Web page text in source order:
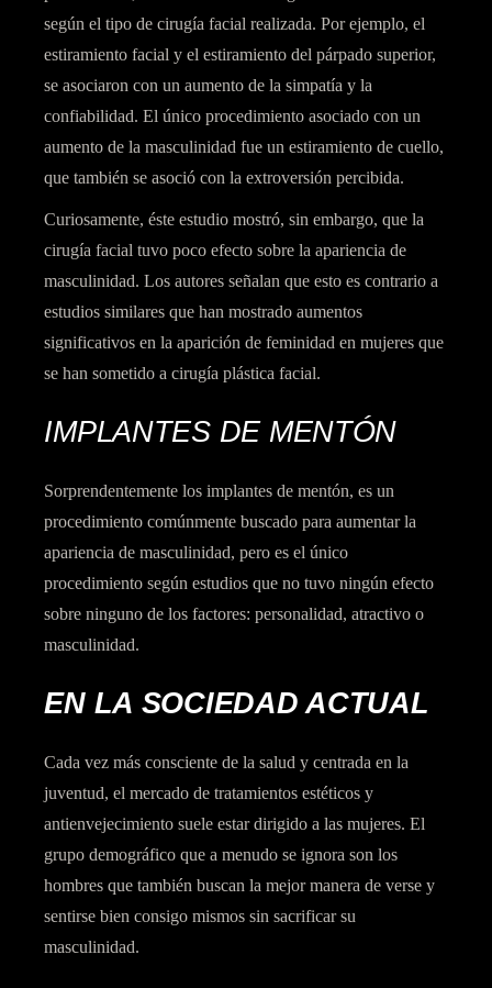
según el tipo de cirugía facial realizada. Por ejemplo, el
estiramiento facial y el estiramiento del párpado superior,
se asociaron con un aumento de la simpatía y la
confiabilidad. El único procedimiento asociado con un
aumento de la masculinidad fue un estiramiento de cuello,
que también se asoció con la extroversión percibida.
Curiosamente, éste estudio mostró, sin embargo, que la
cirugía facial tuvo poco efecto sobre la apariencia de
masculinidad. Los autores señalan que esto es contrario a
estudios similares que han mostrado aumentos
significativos en la aparición de feminidad en mujeres que
se han sometido a cirugía plástica facial.
IMPLANTES DE MENTÓN
Sorprendentemente los implantes de mentón, es un
procedimiento comúnmente buscado para aumentar la
apariencia de masculinidad, pero es el único
procedimiento según estudios que no tuvo ningún efecto
sobre ninguno de los factores: personalidad, atractivo o
masculinidad.
EN LA SOCIEDAD ACTUAL
Cada vez más consciente de la salud y centrada en la
juventud, el mercado de tratamientos estéticos y
antienvejecimiento suele estar dirigido a las mujeres. El
grupo demográfico que a menudo se ignora son los
hombres que también buscan la mejor manera de verse y
sentirse bien consigo mismos sin sacrificar su
masculinidad.